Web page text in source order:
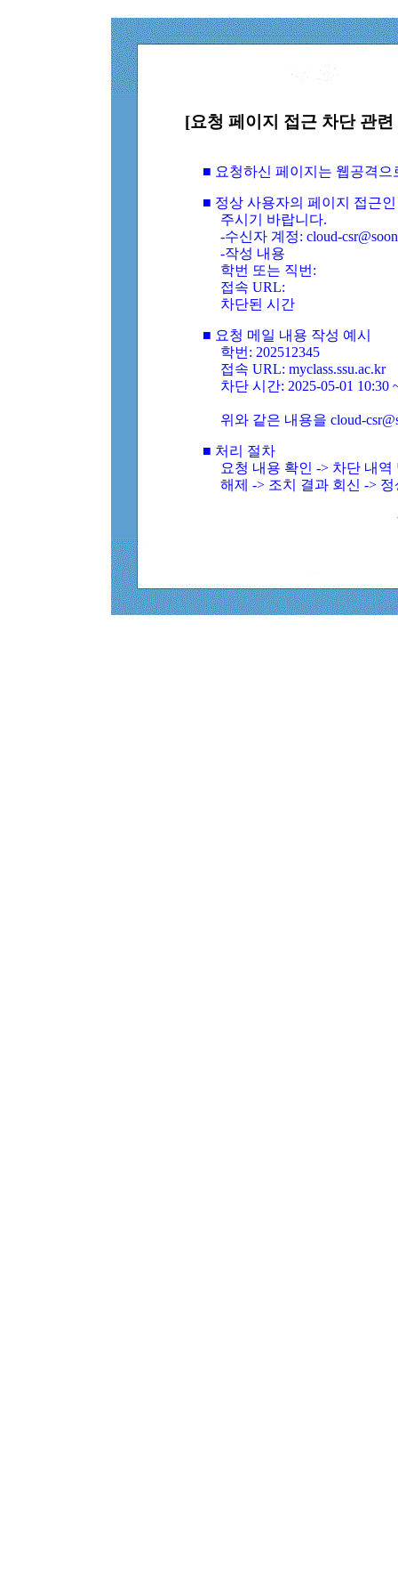
[요청 페이지 접근 차단 관
■ 요청하신 페이지는 웹공격
■ 정상 사용자의 페이지 접근
주시기 바랍니다.
-수신자 계정: cloud-
-작성 내용
학번 또는 직번:
접속 URL:
차단된 시간
■ 요청 메일 내용 작성 예시
학번: 202512345
접속 URL: myclass.ssu.ac.kr
차단 시간: 2025-05-01 10:30
위와 같은 내용을 cloud-
■ 처리 절차
요청 내용 확인 -> 차단 내
해제 -> 조치 결과 회신 ->